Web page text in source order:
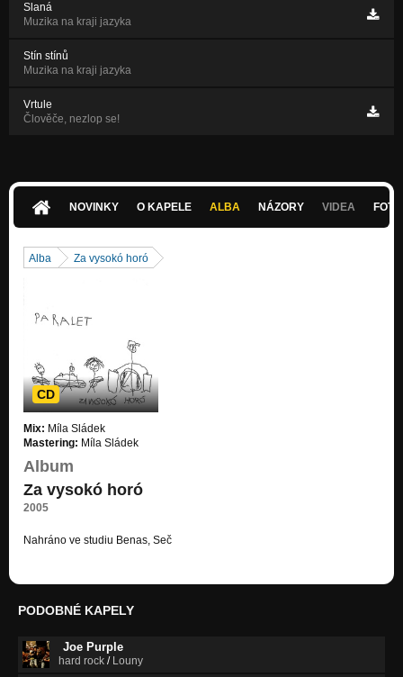
Slaná
Muzika na kraji jazyka
Stín stínů
Muzika na kraji jazyka
Vrtule
Člověče, nezlop se!
NOVINKY O KAPELE ALBA NÁZORY VIDEA
Alba Za vysokó horó
CD
Mix: Míla Sládek
Mastering: Míla Sládek
Album
Za vysokó horó
2005
Nahráno ve studiu Benas, Seč
PODOBNÉ KAPELY
Joe Purple
hard rock / Louny